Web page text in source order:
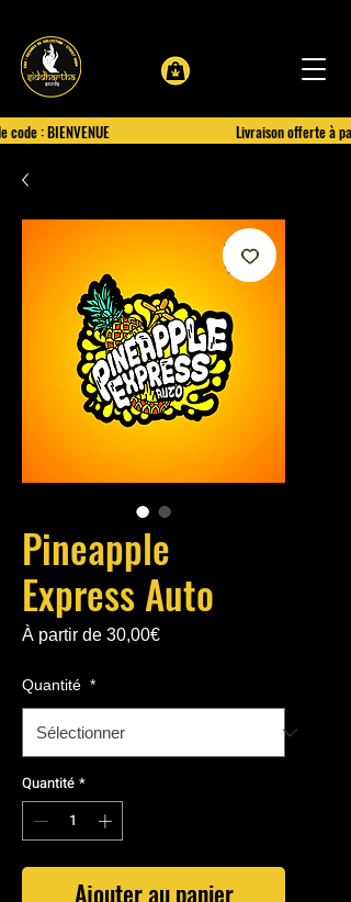
: BIENVENUE Livraison offerte à
Pineapple
Express Auto
À partir de 30,00€Prix
Quantité *
Quantité *
Ajouter au panier